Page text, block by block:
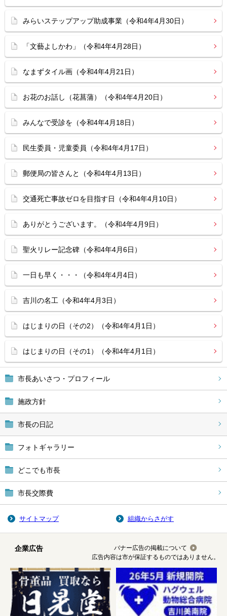
市長あいさつ・プロフィール
施政方針
市長の日記
フォトギャラリー
どこでも市長
市長交際費
みらいステップアップ助成事業（令和4年4月30日）
「文藝よしかわ」（令和4年4月28日）
なまずタイル画（令和4年4月21日）
お花のお話し（花菖蒲）（令和4年4月20日）
みんなで受診を（令和4年4月18日）
民生委員・児童委員（令和4年4月17日）
郵便局の皆さんと（令和4年4月13日）
交通死亡事故ゼロを目指す日（令和4年4月10日）
ありがとうございます。（令和4年4月9日）
聖火リレー記念碑（令和4年4月6日）
一日も早く・・・（令和4年4月4日）
吉川の名工（令和4年4月3日）
はじまりの日（その2）（令和4年4月1日）
はじまりの日（その1）（令和4年4月1日）
サイトマップ 組織からさがす
企業広告
バナー広告の掲載について
広告内容は市が保証するものではありません。